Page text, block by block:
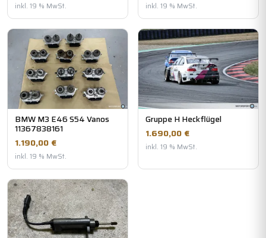
inkl. 19 % MwSt. inkl. 19 % MwSt.
BMW M3 E46 S54 Vanos
11367838161
1.190,00 €
inkl. 19 % MwSt.
Gruppe H Heckflügel
1.690,00 €
inkl. 19 % MwSt.